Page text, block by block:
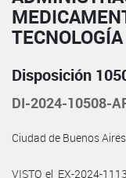
Disposición
DI-2024-10508-
Ciudad de Buenos
VISTO el EX-2024-